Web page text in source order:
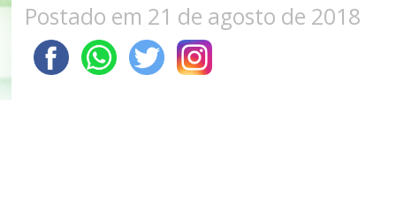
Postado em 21 de agosto de 2018